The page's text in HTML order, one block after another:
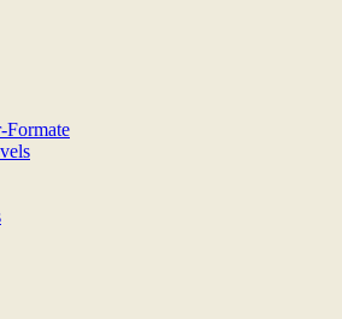
Formate